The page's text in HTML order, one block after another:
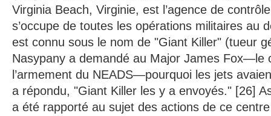
Virginia Beach, Virginie, est l’agence de
s’occupe de toutes les opérations militaires au
est connu sous le nom de "Giant Killer" (tueur
Nasypany a demandé au Major James Fox—le
l’armement du NEADS—pourquoi les jets
a répondu, "Giant Killer les y a envoyés." [26]
a été rapporté au sujet des actions de ce